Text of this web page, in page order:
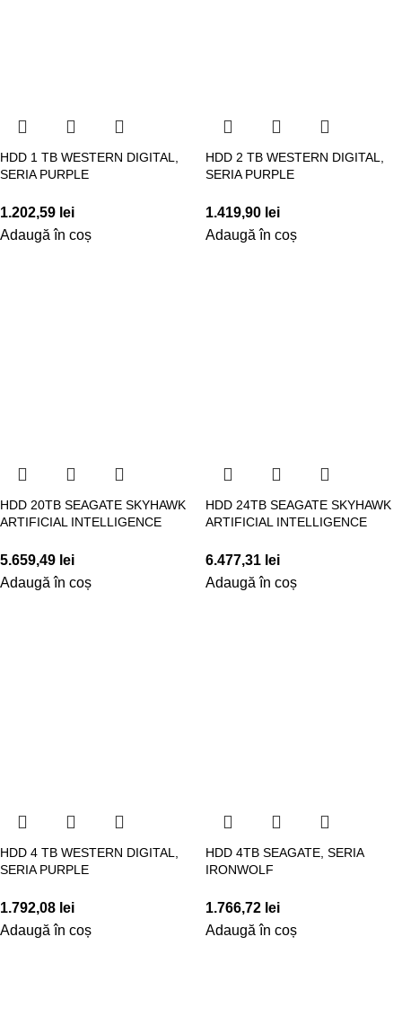
HDD 1 TB WESTERN DIGITAL,
SERIA PURPLE
1.202,59 lei
Adaugă în coș
HDD 2 TB WESTERN DIGITAL,
SERIA PURPLE
1.419,90 lei
Adaugă în coș
HDD 20TB SEAGATE SKYHAWK
ARTIFICIAL INTELLIGENCE
5.659,49 lei
Adaugă în coș
HDD 24TB SEAGATE SKYHAWK
ARTIFICIAL INTELLIGENCE
6.477,31 lei
Adaugă în coș
HDD 4 TB WESTERN DIGITAL,
SERIA PURPLE
1.792,08 lei
Adaugă în coș
HDD 4TB SEAGATE, SERIA
IRONWOLF
1.766,72 lei
Adaugă în coș